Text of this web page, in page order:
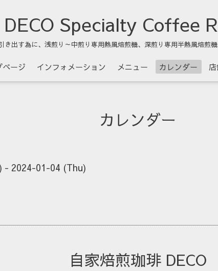
DECO Specialty Coffee
き出す為に、浅煎り～中煎り専用熱風焙煎機、深煎り専用半熱風焙煎
ページ インフォメーション メニュー カレンダー
カレンダー
- 2024-01-04 (Thu)
自家焙煎珈琲 DECO